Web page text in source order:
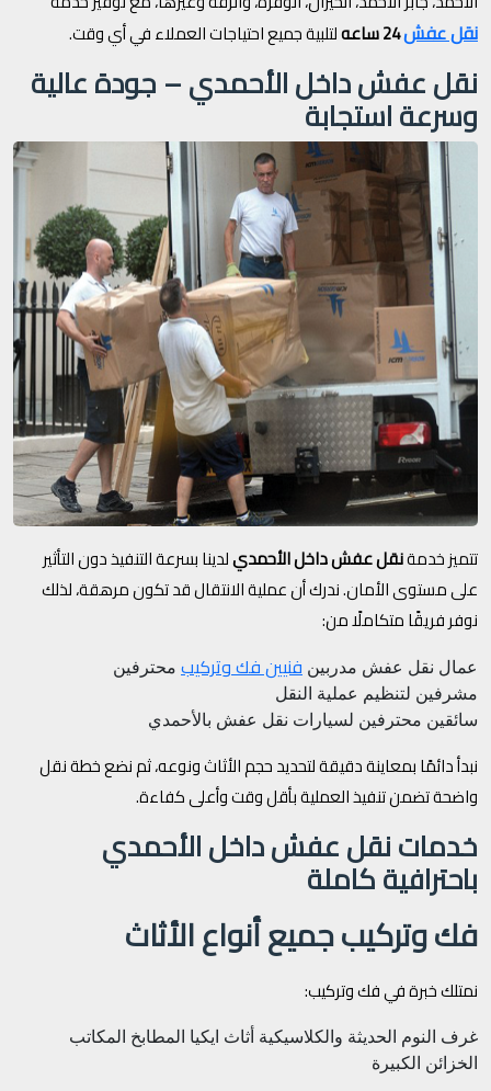
نقل عفش24 ساعه لتلبية جميع احتياجات العملاء في أي وقت.
نقل عفش داخل الأحمدي – جودة عالية
وسرعة استجابة
تتميز خدمةنقل عفش داخل الأحمديلدينا بسرعة التنفيذ دون التأثير
على مستوى الأمان. ندرك أن عملية الانتقال قد تكون مرهقة، لذلك
نوفر فريقًا متكاملًا من:
عمال نقل عفش مدربين فنيين فك وتركيب محترفين
مشرفين لتنظيم عملية النقل
سائقين محترفين لسيارات نقل عفش بالأحمدي
نبدأ دائمًا بمعاينة دقيقة لتحديد حجم الأثاث ونوعه، ثم نضع خطة نقل
واضحة تضمن تنفيذ العملية بأقل وقت وأعلى كفاءة.
خدمات نقل عفش داخل الأحمدي
باحترافية كاملة
فك وتركيب جميع أنواع الأثاث
نمتلك خبرة في فك وتركيب:
غرف النوم الحديثة والكلاسيكية أثاث ايكيا المطابخ المكاتب
الخزائن الكبيرة